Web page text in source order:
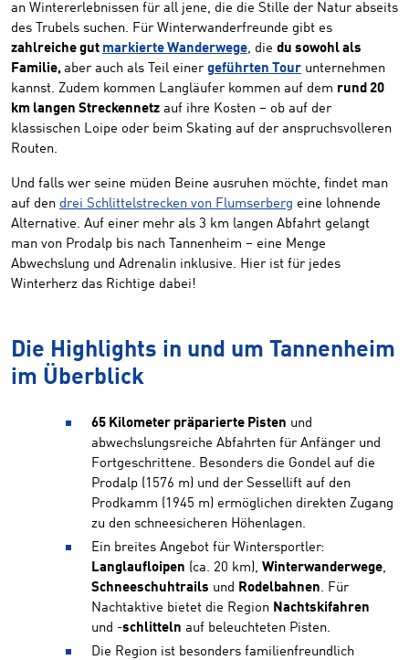
an Wintererlebnissen für all jene, die die Stille der Natur abseits
des Trubels suchen. Für Winterwanderfreunde gibt es
zahlreiche gut markierte Wanderwege, die du sowohl als
Familie, aber auch als Teil einer geführten Tour unternehmen
kannst. Zudem kommen Langläufer kommen auf dem rund 20
km langen Streckennetz auf ihre Kosten – ob auf der
klassischen Loipe oder beim Skating auf der anspruchsvolleren
Routen.
Und falls wer seine müden Beine ausruhen möchte, findet man
auf den drei Schlittelstrecken von Flumserberg eine lohnende
Alternative. Auf einer mehr als 3 km langen Abfahrt gelangt
man von Prodalp bis nach Tannenheim – eine Menge
Abwechslung und Adrenalin inklusive. Hier ist für jedes
Winterherz das Richtige dabei!
Die Highlights in und um Tannenheim
im Überblick
65 Kilometer präparierte Pisten und
abwechslungsreiche Abfahrten für Anfänger und
Fortgeschrittene. Besonders die Gondel auf die
Prodalp (1576 m) und der Sessellift auf den
Prodkamm (1945 m) ermöglichen direkten Zugang
zu den schneesicheren Höhenlagen.
Ein breites Angebot für Wintersportler:
Langlaufloipen (ca. 20 km), Winterwanderwege,
Schneeschuhtrails und Rodelbahnen. Für
Nachtaktive bietet die Region Nachtskifahren
und -schlitteln auf beleuchteten Pisten.
Die Region ist besonders familienfreundlich